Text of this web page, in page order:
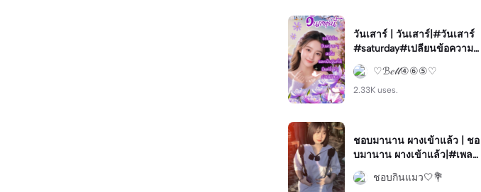
วันเสาร์ | วันเสาร์|#วันเสาร์
#saturday#เปลียนข้อความไ
ด้#สวัสดี#ทักทาย
♡ℬ𝑒𝓁𝓁④⑥⑤♡
2.33K uses.
ชอบมานาน ผางเข้าแล้ว | ชอ
บมานาน ผางเข้าแล้ว|#เพลง
น่ารัก#เพลงใต้#โทนสวย
ชอบกินแมว🤍💐